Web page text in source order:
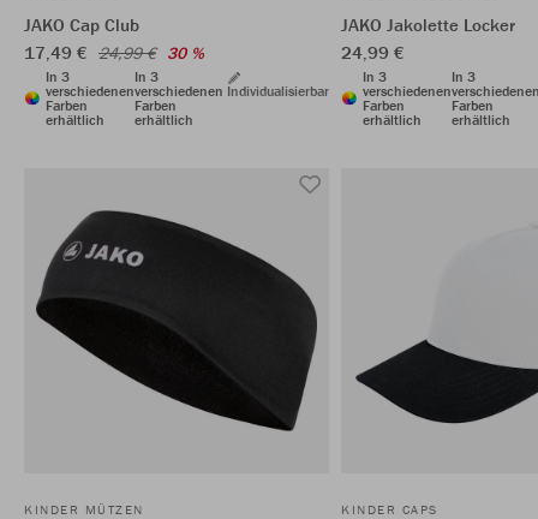
JAKO Cap Club
17,49 € 24,99 € 30 %
In 3
verschiedenen
Farben
erhältlich
In 3
verschiedenen
Farben
erhältlich
Individualisierbar
JAKO Jakolette Locker
24,99 €
In 3
verschiedenen
Farben
erhältlich
In 3
Farben
erhältlich
KINDER MÜTZEN KINDER CAPS